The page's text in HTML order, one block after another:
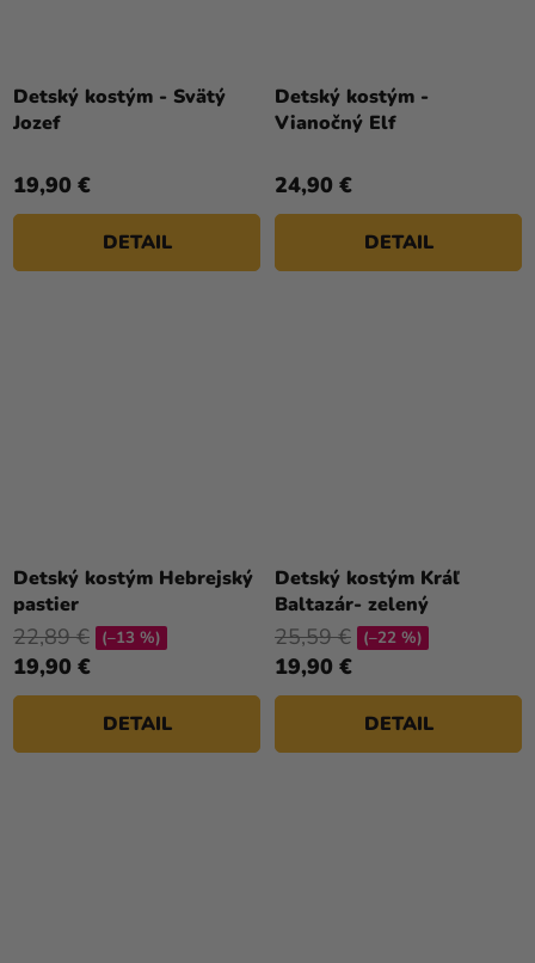
Detský kostým - Svätý
Jozef
19,90 €
DETAIL
Detský kostým -
Vianočný Elf
24,90 €
DETAIL
Detský kostým Hebrejský
pastier
19,90 €
22,89 € (–13 %)
DETAIL
Detský kostým Kráľ
Baltazár- zelený
19,90 €
25,59 € (–22 %)
DETAIL